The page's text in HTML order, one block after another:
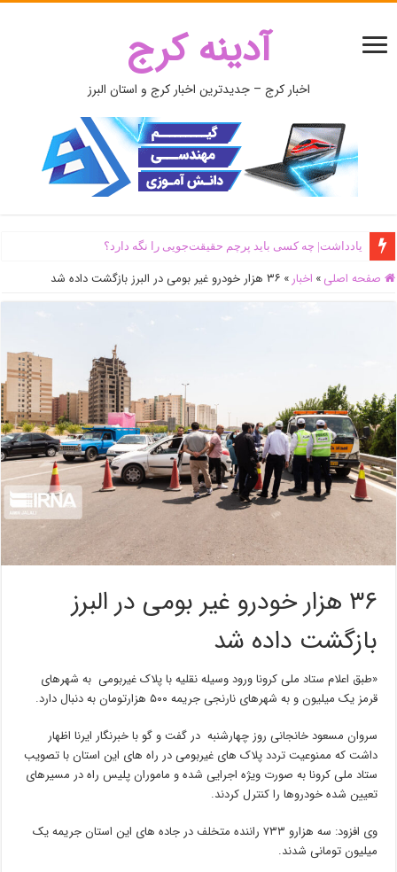
آدینه کرج
اخبار کرج – جدیدترین اخبار کرج و استان البرز
یادداشت| ‌چه کسی باید پرچم حقیقت‌جویی را نگه دارد؟
صفحه اصلی » اخبار » ۳۶ هزار خودرو غیر بومی در البرز بازگشت داده شد
۳۶ هزار خودرو غیر بومی در البرز
بازگشت داده شد
«طبق اعلام ستاد ملی کرونا ورود وسیله نقلیه با پلاک غیربومی به شهرهای
قرمز یک میلیون و به شهرهای نارنجی جریمه ۵۰۰ هزارتومان به دنبال دارد.
سروان مسعود خانجانی روز چهارشنبه در گفت و گو با خبرنگار ایرنا اظهار
داشت که ممنوعیت تردد پلاک های غیربومی در راه های این استان با تصویب
ستاد ملی کرونا به صورت ویژه اجرایی شده و ماموران پلیس راه در مسیرهای
تعیین شده خودروها را کنترل کردند.
وی افزود: سه هزارو ۷۳۳ راننده متخلف در جاده های این استان جریمه یک
میلیون تومانی شدند.